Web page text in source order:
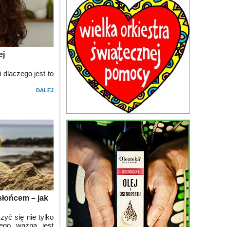
dlaczego jest to
DALEJ
– jak
się nie tylko